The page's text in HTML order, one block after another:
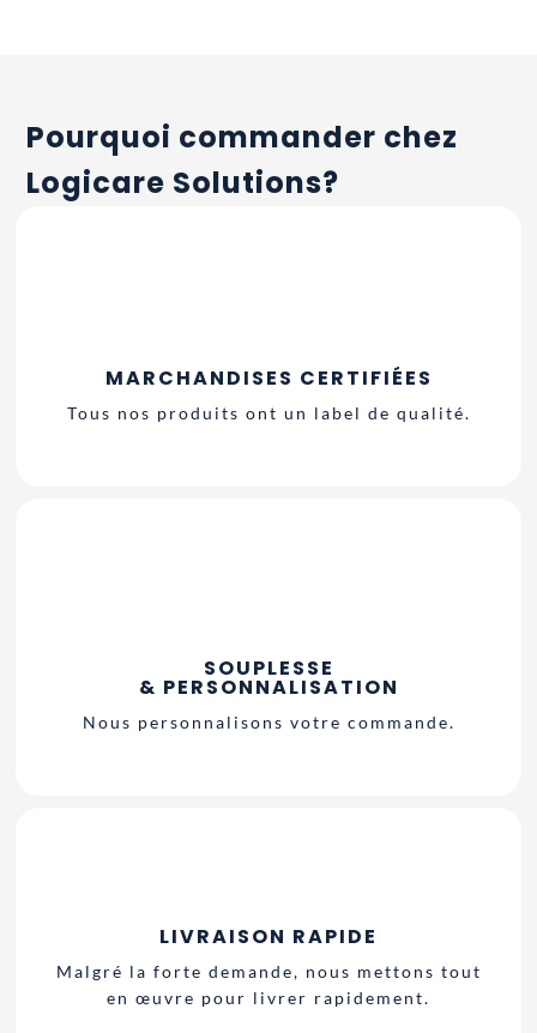
Pourquoi commander chez
Logicare Solutions?
MARCHANDISES CERTIFIÉES
Tous nos produits ont un label de qualité.
SOUPLESSE
& PERSONNALISATION
Nous personnalisons votre commande.
LIVRAISON RAPIDE
Malgré la forte demande, nous mettons tout
en œuvre pour livrer rapidement.